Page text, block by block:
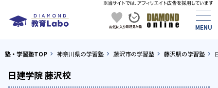
塾・学習塾TOP 神奈川県の学習塾 藤沢市の学習塾 藤沢駅の学習塾
日建学院 藤沢校